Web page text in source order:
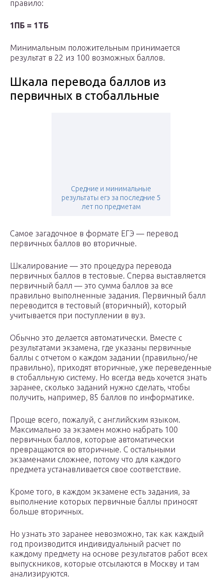
правило:
1ПБ = 1ТБ
Минимальным положительным принимается
результат в 22 из 100 возможных баллов.
Шкала перевода баллов из
первичных в стобалльные
Средние и минимальные
результаты егэ за последние 5
лет по предметам
Самое загадочное в формате ЕГЭ — перевод
первичных баллов во вторичные.
Шкалирование — это процедура перевода
первичных баллов в тестовые. Сперва выставляется
первичный балл — это сумма баллов за все
правильно выполненные задания. Первичный балл
переводится в тестовый (вторичный), который
учитывается при поступлении в вуз.
Обычно это делается автоматически. Вместе с
результатами экзамена, где указаны первичные
баллы с отчетом о каждом задании (правильно/не
правильно), приходят вторичные, уже переведенные
в стобалльную систему. Но всегда ведь хочется знать
заранее, сколько заданий нужно сделать, чтобы
получить, например, 85 баллов по информатике.
Проще всего, пожалуй, с английским языком.
Максимально за экзамен можно набрать 100
первичных баллов, которые автоматически
превращаются во вторичные. С остальными
экзаменами сложнее, потому что для каждого
предмета устанавливается свое соответствие.
Кроме того, в каждом экзамене есть задания, за
выполнение которых первичные баллы приносят
больше вторичных.
Но узнать это заранее невозможно, так как каждый
год производится индивидуальный расчет по
каждому предмету на основе результатов работ всех
выпускников, которые отсылаются в Москву и там
анализируются.